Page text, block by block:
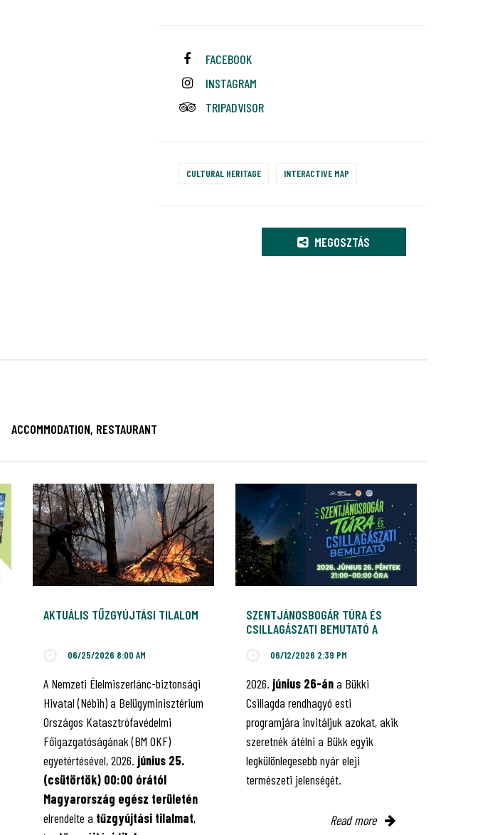
FACEBOOK
INSTAGRAM
TRIPADVISOR
CULTURAL HERITAGE INTERACTIVE MAP
MEGOSZTÁS
ACCOMMODATION, RESTAURANT
AKTUÁLIS TŰZGYÚJTÁSI TILALOM
06/25/2026 8:00 AM
A Nemzeti Élelmiszerlánc-biztonsági
Hivatal (Nébih) a Belügyminisztérium
Országos Katasztrófavédelmi
Főigazgatóságának (BM OKF)
egyetértésével, 2026. június 25.
(csütörtök) 00:00 órától
Magyarország egész területén
elrendelte a tűzgyújtási tilalmat,
SZENTJÁNOSBOGÁR TÚRA ÉS
CSILLAGÁSZATI BEMUTATÓ A
06/12/2026 2:39 PM
2026. június 26-ána Bükki
Csillagda rendhagyó esti
programjára invitáljuk azokat, akik
szeretnék átélni a Bükk egyik
legkülönlegesebb nyár eleji
természeti jelenségét.
Read more